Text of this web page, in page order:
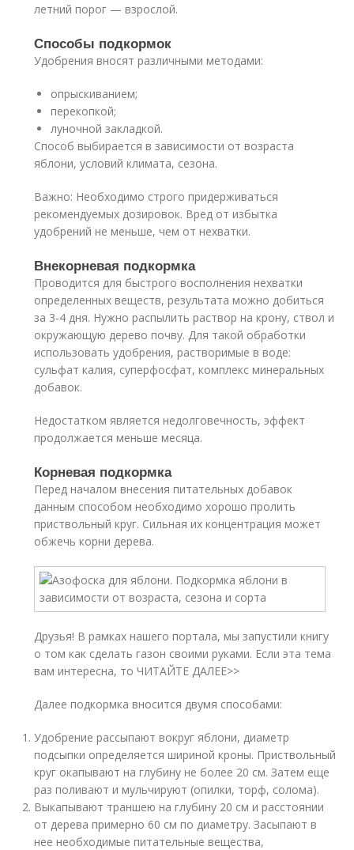
летний порог — взрослой.
Способы подкормок
Удобрения вносят различными методами:
опрыскиванием;
перекопкой;
луночной закладкой.
Способ выбирается в зависимости от возраста
яблони, условий климата, сезона.
Важно: Необходимо строго придерживаться
рекомендуемых дозировок. Вред от избытка
удобрений не меньше, чем от нехватки.
Внекорневая подкормка
Проводится для быстрого восполнения нехватки
определенных веществ, результата можно добиться
за 3-4 дня. Нужно распылить раствор на крону, ствол и
окружающую дерево почву. Для такой обработки
использовать удобрения, растворимые в воде:
сульфат калия, суперфосфат, комплекс минеральных
добавок.
Недостатком является недолговечность, эффект
продолжается меньше месяца.
Корневая подкормка
Перед началом внесения питательных добавок
данным способом необходимо хорошо пролить
приствольный круг. Сильная их концентрация может
обжечь корни дерева.
Друзья! В рамках нашего портала, мы запустили книгу
о том как сделать газон своими руками. Если эта тема
вам интересна, то ЧИТАЙТЕ ДАЛЕЕ>>
Далее подкормка вносится двумя способами:
Удобрение рассыпают вокруг яблони, диаметр
подсыпки определяется шириной кроны. Приствольный
круг окапывают на глубину не более 20 см. Затем еще
раз поливают и мульчируют (опилки, торф, солома).
Выкапывают траншею на глубину 20 см и расстоянии
от дерева примерно 60 см по диаметру. Засыпают в
нее необходимые питательные вещества,